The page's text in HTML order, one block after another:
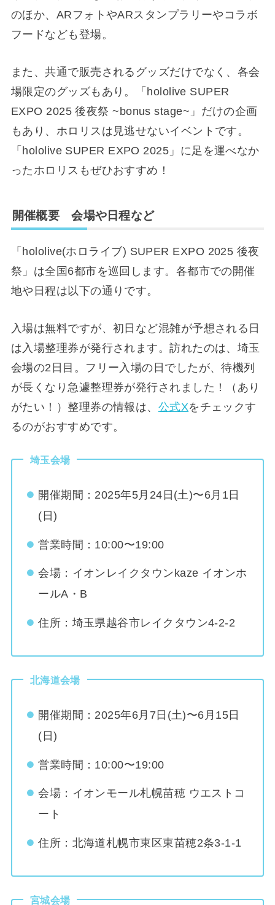
のほか、ARフォトやARスタンプラリーやコラボ
フードなども登場。
また、共通で販売されるグッズだけでなく、各会
場限定のグッズもあり。「hololive SUPER
EXPO 2025 後夜祭 ~bonus stage~」だけの企画
もあり、ホロリスは見逃せないイベントです。
「hololive SUPER EXPO 2025」に足を運べなか
ったホロリスもぜひおすすめ！
開催概要 会場や日程など
「hololive(ホロライブ) SUPER EXPO 2025 後夜
祭」は全国6都市を巡回します。各都市での開催
地や日程は以下の通りです。
入場は無料ですが、初日など混雑が予想される日
は入場整理券が発行されます。訪れたのは、埼玉
会場の2日目。フリー入場の日でしたが、待機列
が長くなり急遽整理券が発行されました！（あり
がたい！）整理券の情報は、 公式Xをチェックす
るのがおすすめです。
埼玉会場
開催期間：2025年5月24日(土)〜6月1日
(日)
営業時間：10:00〜19:00
会場：イオンレイクタウンkaze イオンホ
ールA・B
住所：埼玉県越谷市レイクタウン4-2-2
北海道会場
開催期間：2025年6月7日(土)〜6月15日
(日)
営業時間：10:00〜19:00
会場：イオンモール札幌苗穂 ウエストコ
ート
住所：北海道札幌市東区東苗穂2条3-1-1
宮城会場